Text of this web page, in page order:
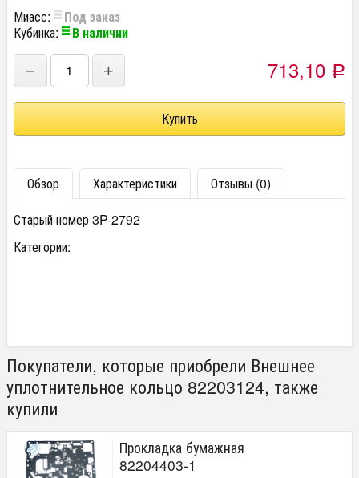
Миасс:
Под заказ
Кубинка:
В наличии
− + 713,10 Р
Обзор Характеристики
Отзывы (0)
Старый номер 3P-2792
Категории:
Покупатели, которые приобрели Внешнее
уплотнительное кольцо 82203124, также
купили
Прокладка бумажная
82204403-1